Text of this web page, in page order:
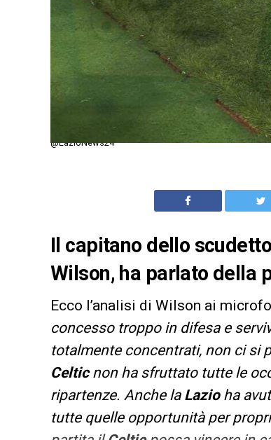
@LazioNews24
Il capitano dello
Wilson, ha parlato della
Ecco l’analisi di Wilson ai
concesso troppo in difesa e
totalmente concentrati, non ci si
Celticnon ha sfruttato tutte le
ripartenze. Anche la Lazioha
tutte quelle opportunità per